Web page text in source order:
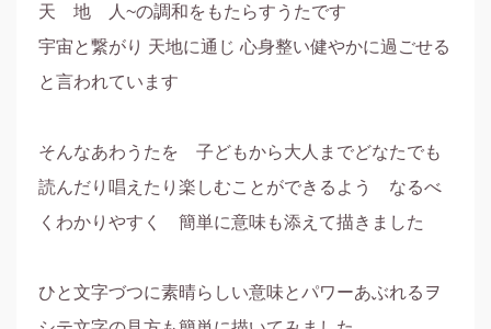
天　地　人~の調和をもたらすうたです
宇宙と繋がり 天地に通じ 心身整い健やかに過ごせる
と言われています
そんなあわうたを　子どもから大人までどなたでも
読んだり唱えたり楽しむことができるよう　なるべ
くわかりやすく　簡単に意味も添えて描きました
ひと文字づつに素晴らしい意味とパワーあぶれるヲ